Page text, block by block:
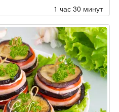
1 час 30 минут